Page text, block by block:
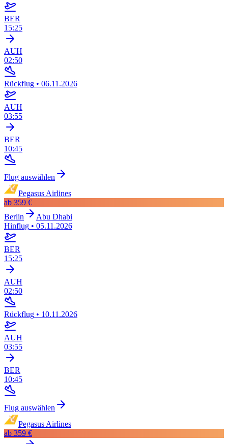
BER
15:25
AUH
02:50
Rückflug • 06.11.2026
AUH
03:55
BER
10:45
Flug auswählen
Pegasus Airlines
ab 359 €
Berlin
Abu Dhabi
Hinflug • 05.11.2026
BER
15:25
AUH
02:50
Rückflug • 10.11.2026
AUH
03:55
BER
10:45
Flug auswählen
Pegasus Airlines
ab 359 €